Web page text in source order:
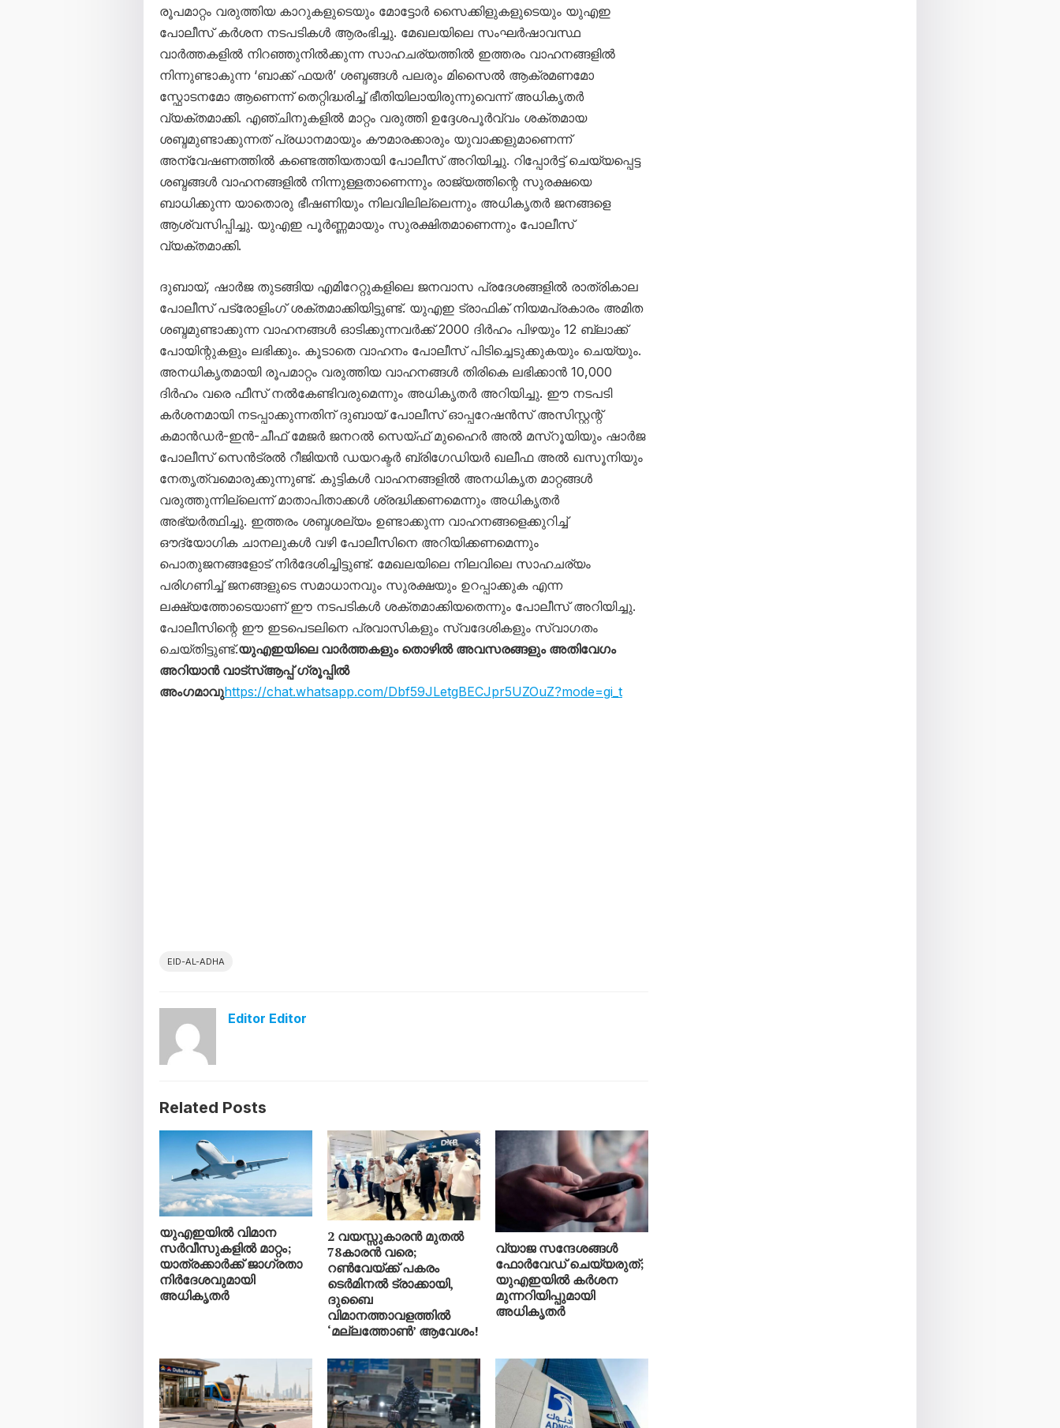
രൂപമാറ്റം വരുത്തിയ കാറുകളുടെയും മോട്ടോർ സൈക്കിളുകളുടെയും യുഎഇ
പോലീസ് കർശന നടപടികൾ ആരംഭിച്ചു. മേഖലയിലെ സംഘർഷാവസ്ഥ
വാർത്തകളിൽ നിറഞ്ഞുനിൽക്കുന്ന സാഹചര്യത്തിൽ ഇത്തരം വാഹനങ്ങളിൽ
നിന്നുണ്ടാകുന്ന ‘ബാക്ക് ഫയർ’ ശബ്ദങ്ങൾ പലരും മിസൈൽ ആക്രമണമോ
സ്ഫോടനമോ ആണെന്ന് തെറ്റിദ്ധരിച്ച് ഭീതിയിലായിരുന്നുവെന്ന് അധികൃതർ
വ്യക്തമാക്കി. എഞ്ചിനുകളിൽ മാറ്റം വരുത്തി ഉദ്ദേശപൂർവ്വം ശക്തമായ
ശബ്ദമുണ്ടാക്കുന്നത് പ്രധാനമായും കൗമാരക്കാരും യുവാക്കളുമാണെന്ന്
അന്വേഷണത്തിൽ കണ്ടെത്തിയതായി പോലീസ് അറിയിച്ചു. റിപ്പോർട്ട് ചെയ്യപ്പെട്ട
ശബ്ദങ്ങൾ വാഹനങ്ങളിൽ നിന്നുള്ളതാണെന്നും രാജ്യത്തിന്റെ സുരക്ഷയെ
ബാധിക്കുന്ന യാതൊരു ഭീഷണിയും നിലവിലില്ലെന്നും അധികൃതർ ജനങ്ങളെ
ആശ്വസിപ്പിച്ചു. യുഎഇ പൂർണ്ണമായും സുരക്ഷിതമാണെന്നും പോലീസ്
വ്യക്തമാക്കി.
ദുബായ്, ഷാർജ തുടങ്ങിയ എമിറേറ്റുകളിലെ ജനവാസ പ്രദേശങ്ങളിൽ രാത്രികാല
പോലീസ് പട്രോളിംഗ് ശക്തമാക്കിയിട്ടുണ്ട്. യുഎഇ ട്രാഫിക് നിയമപ്രകാരം അമിത
ശബ്ദമുണ്ടാക്കുന്ന വാഹനങ്ങൾ ഓടിക്കുന്നവർക്ക് 2000 ദിർഹം പിഴയും 12 ബ്ലാക്ക്
പോയിന്റുകളും ലഭിക്കും. കൂടാതെ വാഹനം പോലീസ് പിടിച്ചെടുക്കുകയും ചെയ്യും.
അനധികൃതമായി രൂപമാറ്റം വരുത്തിയ വാഹനങ്ങൾ തിരികെ ലഭിക്കാൻ 10,000
ദിർഹം വരെ ഫീസ് നൽകേണ്ടിവരുമെന്നും അധികൃതർ അറിയിച്ചു. ഈ നടപടി
കർശനമായി നടപ്പാക്കുന്നതിന് ദുബായ് പോലീസ് ഓപ്പറേഷൻസ് അസിസ്റ്റന്റ്
കമാൻഡർ-ഇൻ-ചീഫ് മേജർ ജനറൽ സെയ്ഫ് മുഹൈർ അൽ മസ്‌റൂയിയും ഷാർജ
പോലീസ് സെൻട്രൽ റീജിയൻ ഡയറക്ടർ ബ്രിഗേഡിയർ ഖലീഫ അൽ ഖസൂനിയും
നേതൃത്വമൊരുക്കുന്നുണ്ട്. കുട്ടികൾ വാഹനങ്ങളിൽ അനധികൃത മാറ്റങ്ങൾ
വരുത്തുന്നില്ലെന്ന് മാതാപിതാക്കൾ ശ്രദ്ധിക്കണമെന്നും അധികൃതർ
അഭ്യർത്ഥിച്ചു. ഇത്തരം ശബ്ദശല്യം ഉണ്ടാക്കുന്ന വാഹനങ്ങളെക്കുറിച്ച്
ഔദ്യോഗിക ചാനലുകൾ വഴി പോലീസിനെ അറിയിക്കണമെന്നും
പൊതുജനങ്ങളോട് നിർദേശിച്ചിട്ടുണ്ട്. മേഖലയിലെ നിലവിലെ സാഹചര്യം
പരിഗണിച്ച് ജനങ്ങളുടെ സമാധാനവും സുരക്ഷയും ഉറപ്പാക്കുക എന്ന
ലക്ഷ്യത്തോടെയാണ് ഈ നടപടികൾ ശക്തമാക്കിയതെന്നും പോലീസ് അറിയിച്ചു.
പോലീസിന്റെ ഈ ഇടപെടലിനെ പ്രവാസികളും സ്വദേശികളും സ്വാഗതം
ചെയ്തിട്ടുണ്ട്.യുഎഇയിലെ വാർത്തകളും തൊഴിൽ അവസരങ്ങളും അതിവേഗം
അറിയാൻ വാട്സ്ആപ്പ് ഗ്രൂപ്പിൽ
അംഗമാവുhttps://chat.whatsapp.com/Dbf59JLetgBECJpr5UZOuZ?mode=gi_t
EID-AL-ADHA
Editor Editor
Related Posts
യുഎഇയിൽ വിമാന
സർവീസുകളിൽ മാറ്റം;
യാത്രക്കാർക്ക് ജാഗ്രതാ
നിർദേശവുമായി
അധികൃതർ
2 വയസ്സുകാരൻ മുതൽ
78കാരൻ വരെ;
റൺവേയ്ക്ക് പകരം
ടെർമിനൽ ട്രാക്കായി,
ദുബൈ
വിമാനത്താവളത്തിൽ
‘മല്ലത്തോൺ’ ആവേശം!
വ്യാജ സന്ദേശങ്ങൾ
ഫോർവേഡ് ചെയ്യരുത്;
യുഎഇയിൽ കർശന
മുന്നറിയിപ്പുമായി
അധികൃതർ